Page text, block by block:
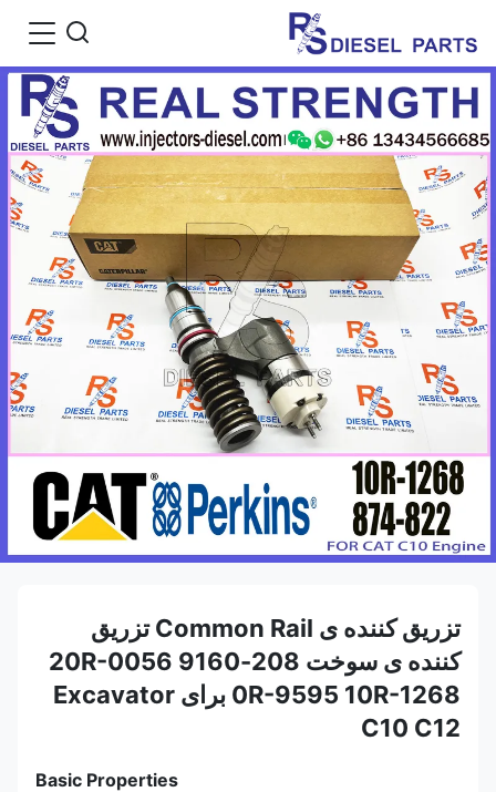
تزریق کننده ی Common Rail تزریق
کننده ی سوخت 208-9160 20R-0056
0R-9595 10R-1268 برای Excavator
C10 C12
Basic Properties